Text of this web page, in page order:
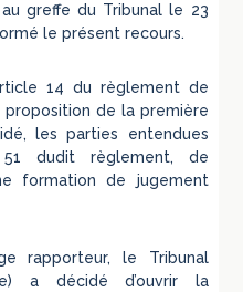
greffe du Tribunal le 23
le présent recours.
14 du règlement de
de la première
les parties entendues
51 dudit règlement, de
formation de jugement
le Tribunal
a décidé d’ouvrir la